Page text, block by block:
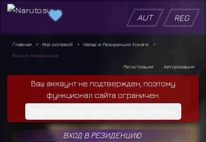
AUT REG
Главная Мир ролевой
Назад в Резиденция Хокаге
Вход в Резиденцию
Авторизация
Регистрация
Ваш аккаунт не подтвержден, поэтому
функционал сайта ограничен.
ВХОД В РЕЗИДЕНЦИЮ